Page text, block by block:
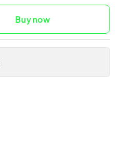
Buy now